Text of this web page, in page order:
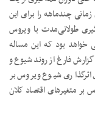
چندماهه را برای این
طولانی‌مدت با ویروس
خواهد بود که این مساله
فارغ از روند شیوع و
اثرگذاری شیوع ویروس بر
بر متغیرهای اقتصاد کلان